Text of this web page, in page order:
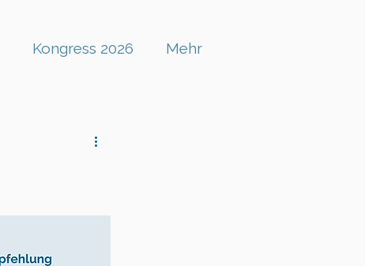
Kongress 2026 Mehr